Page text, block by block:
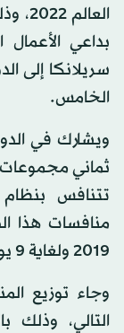
بداعي
سريلانكا إلى
الخامس.
تتنافس
2019 ولغاية 9 يونيو 2020.
وجاء توزيع
التالي، وذلك